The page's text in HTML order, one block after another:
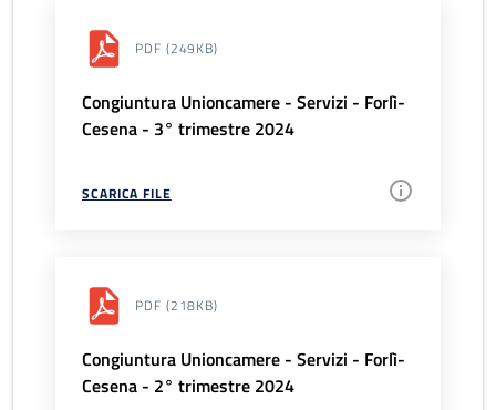
PDF (249KB)
Congiuntura Unioncamere - Servizi - Forlì-
Cesena - 3° trimestre 2024
SCARICA FILE
PDF (218KB)
Congiuntura Unioncamere - Servizi - Forlì-
Cesena - 2° trimestre 2024